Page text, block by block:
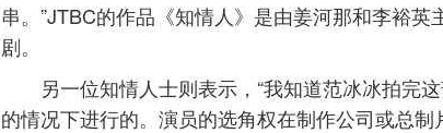
串。”JTBC的作品《知情人》是由姜河那和李裕
剧。
另一位知情人士则表示，“我知道范冰冰拍完
的情况下进行的。演员的选角权在制作公司或总